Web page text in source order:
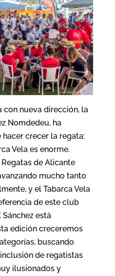
con nueva dirección, la
Nomdedeu, ha
crecer la regata:
Vela es enorme.
de Alicante
mucho tanto
y el Tabarca Vela
de este club
Sánchez está
edición creceremos
buscando
de regatistas
ilusionados y